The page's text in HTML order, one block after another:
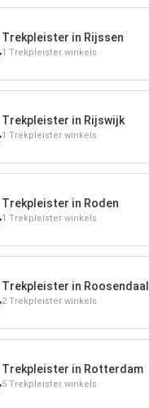
Trekpleister in Rijssen
1 Trekpleister winkels
Trekpleister in Rijswijk
1 Trekpleister winkels
Trekpleister in Roden
1 Trekpleister winkels
Trekpleister in Roosendaal
2 Trekpleister winkels
Trekpleister in Rotterdam
5 Trekpleister winkels